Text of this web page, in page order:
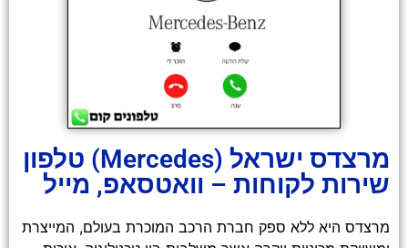
מרצדס ישראל (Mercedes) טלפון
שירות לקוחות – וואטסאפ, מייל
מרצדס היא ללא ספק חברת הרכב המוכרת בעולם, המייצרת